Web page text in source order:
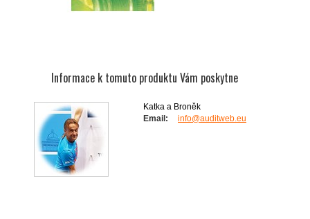
Informace k tomuto produktu Vám poskytne
Katka a Broněk
info@auditweb.eu
Email: